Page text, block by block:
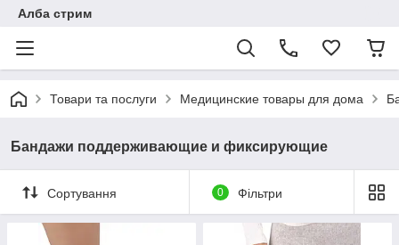
Алба стрим
Товари та послуги Медицинские товары для дома
Бандажи поддерживающие и фиксирующие
Сортування 0 Фільтри